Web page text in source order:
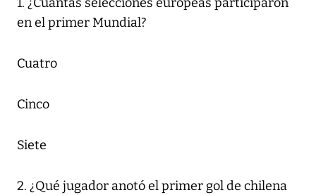
1. ¿Cuántas selecciones europeas participaron
en el primer Mundial?
Cuatro
Cinco
Siete
2. ¿Qué jugador anotó el primer gol de chilena